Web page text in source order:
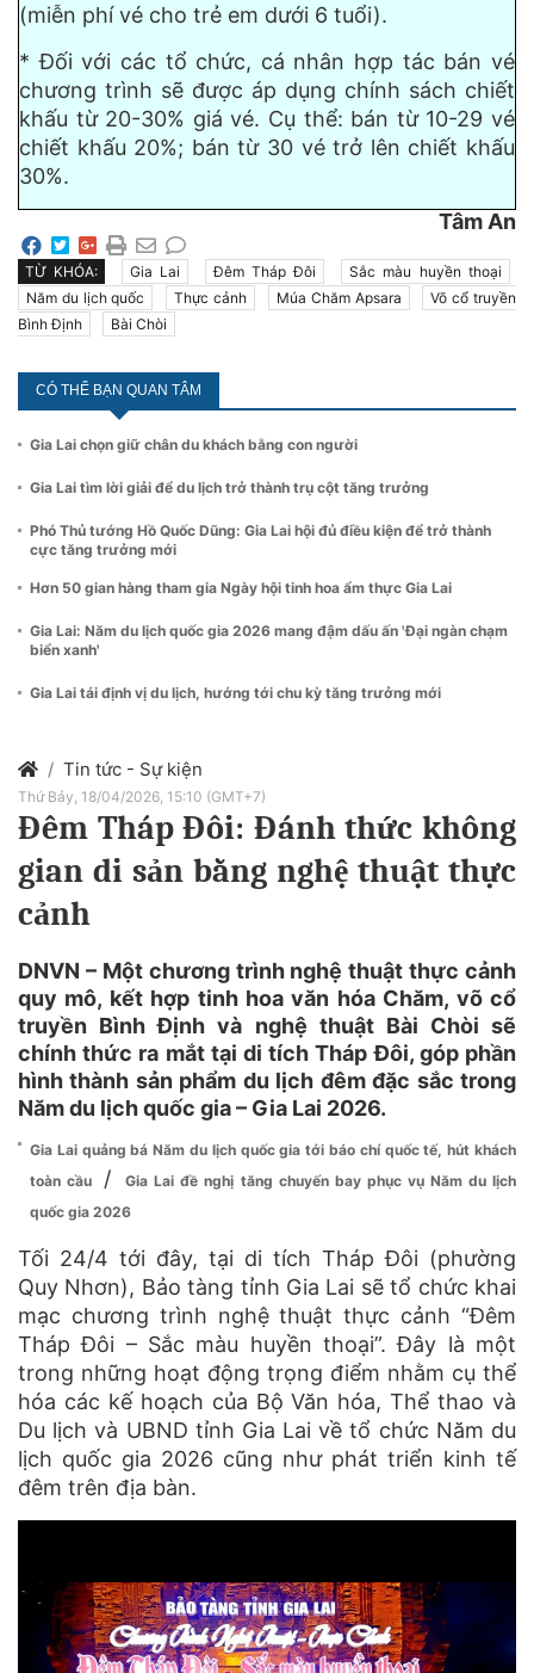
(miễn phí vé cho trẻ em dưới 6 tuổi).
* Đối với các tổ chức, cá nhân hợp tác bán vé
chương trình sẽ được áp dụng chính sách chiết
khấu từ 20-30% giá vé. Cụ thể: bán từ 10-29 vé
chiết khấu 20%; bán từ 30 vé trở lên chiết khấu
30%.
Tâm An
TỪ KHÓA: Gia Lai Đêm Tháp Đôi
Sắc màu huyền thoại
Năm du lịch quốc
Thực cảnh Múa Chăm Apsara
Võ cổ truyền
Bình Định
Bài Chòi
CÓ THỂ BẠN QUAN TÂM
Gia Lai chọn giữ chân du khách bằng con người
Gia Lai tìm lời giải để du lịch trở thành trụ cột tăng trưởng
Phó Thủ tướng Hồ Quốc Dũng: Gia Lai hội đủ điều kiện để trở thành
cực tăng trưởng mới
Hơn 50 gian hàng tham gia Ngày hội tinh hoa ẩm thực Gia Lai
Gia Lai: Năm du lịch quốc gia 2026 mang đậm dấu ấn 'Đại ngàn chạm
biển xanh'
Gia Lai tái định vị du lịch, hướng tới chu kỳ tăng trưởng mới
Tin tức - Sự kiện
Thứ Bảy, 18/04/2026, 15:10 (GMT+7)
Đêm Tháp Đôi: Đánh thức không
gian di sản bằng nghệ thuật thực
cảnh
DNVN – Một chương trình nghệ thuật thực cảnh
quy mô, kết hợp tinh hoa văn hóa Chăm, võ cổ
truyền Bình Định và nghệ thuật Bài Chòi sẽ
chính thức ra mắt tại di tích Tháp Đôi, góp phần
hình thành sản phẩm du lịch đêm đặc sắc trong
Năm du lịch quốc gia – Gia Lai 2026.
Gia Lai quảng bá Năm du lịch quốc gia tới báo chí quốc tế, hút khách
toàn cầu
/
Gia Lai đề nghị tăng chuyến bay phục vụ Năm du lịch
quốc gia 2026
Tối 24/4 tới đây, tại di tích Tháp Đôi (phường
Quy Nhơn), Bảo tàng tỉnh Gia Lai sẽ tổ chức khai
mạc chương trình nghệ thuật thực cảnh “Đêm
Tháp Đôi – Sắc màu huyền thoại”. Đây là một
trong những hoạt động trọng điểm nhằm cụ thể
hóa các kế hoạch của Bộ Văn hóa, Thể thao và
Du lịch và UBND tỉnh Gia Lai về tổ chức Năm du
lịch quốc gia 2026 cũng như phát triển kinh tế
đêm trên địa bàn.